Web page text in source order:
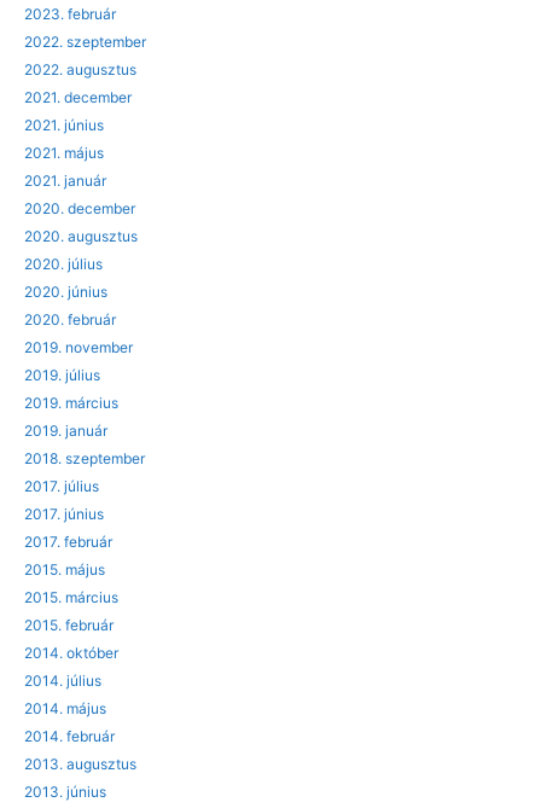
2023. február
2022. szeptember
2022. augusztus
2021. december
2021. június
2021. május
2021. január
2020. december
2020. augusztus
2020. július
2020. június
2020. február
2019. november
2019. július
2019. március
2019. január
2018. szeptember
2017. július
2017. június
2017. február
2015. május
2015. március
2015. február
2014. október
2014. július
2014. május
2014. február
2013. augusztus
2013. június